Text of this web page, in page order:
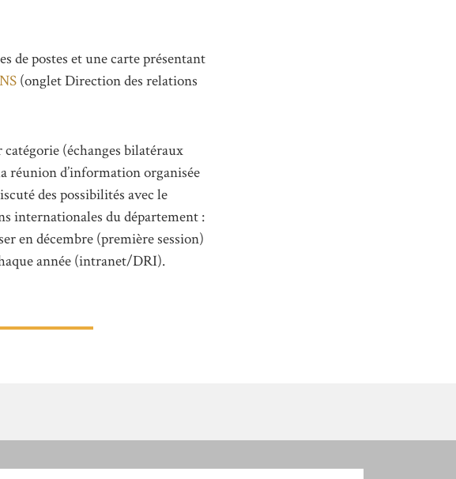
de postes et une carte présentant
(onglet Direction des relations
catégorie (échanges bilatéraux
réunion d’information organisée
des possibilités avec le
internationales du département :
en décembre (première session)
année (intranet/DRI).